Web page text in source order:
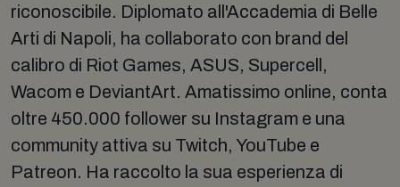
riconoscibile. Diplomato all'Accademia di Belle
Arti di Napoli, ha collaborato con brand del
calibro di Riot Games, ASUS, Supercell,
Wacom e DeviantArt. Amatissimo online, conta
oltre 450.000 follower su Instagram e una
community attiva su Twitch, YouTube e
Patreon. Ha raccolto la sua esperienza di